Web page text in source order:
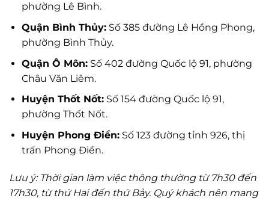
phường Lê Bình.
Quận Bình Thủy:Số 385 đường Lê Hồng Phong,
phường Bình Thủy.
Quận Ô Môn:Số 402 đường Quốc lộ 91, phường
Châu Văn Liêm.
Huyện Thốt Nốt:Số 154 đường Quốc lộ 91,
phường Thốt Nốt.
Huyện Phong Điền:Số 123 đường tỉnh 926, thị
trấn Phong Điền.
Lưu ý: Thời gian làm việc thông thường từ 7h30 đến
17h30, từ thứ Hai đến thứ Bảy. Quý khách nên mang